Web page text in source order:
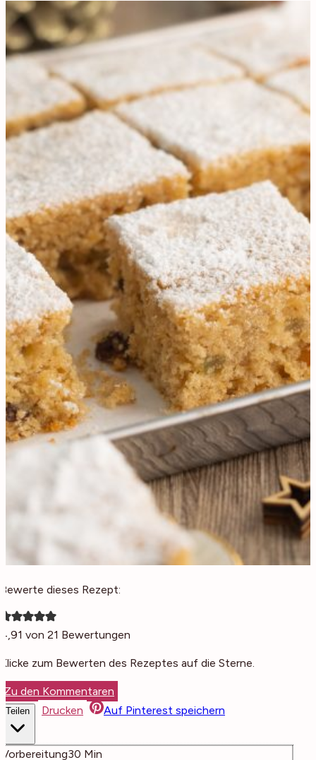
Bewerte dieses Rezept:
4,91 von 21 Bewertungen
Klicke zum Bewerten des Rezeptes auf die Sterne.
Zu den Kommentaren
Teilen Drucken Auf Pinterest speichern
Vorbereitung30 Minuten
Min